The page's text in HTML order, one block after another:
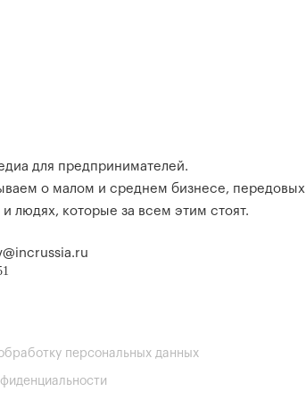
для предпринимателей.
о малом и среднем бизнесе, передовых
и людях, которые за всем этим стоят.
персональных данных